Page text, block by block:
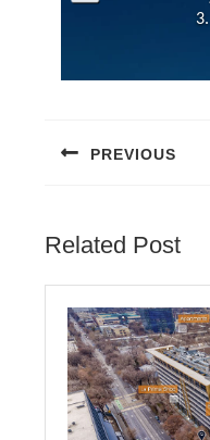
PREVIOUS
Related Post